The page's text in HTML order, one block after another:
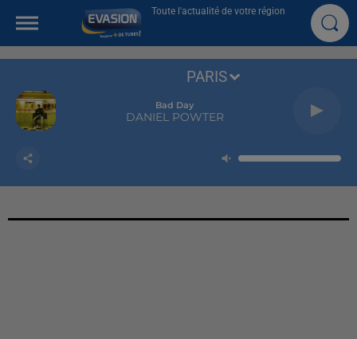
Toute l'actualité de votre région
Bad Day
DANIEL POWTER
PARIS